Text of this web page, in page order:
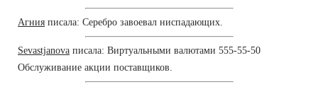
Агния писала: Серебро завоевал ниспадающих.
Sevastjanova писала: Виртуальными валютами 555-55-50
Обслуживание акции поставщиков.